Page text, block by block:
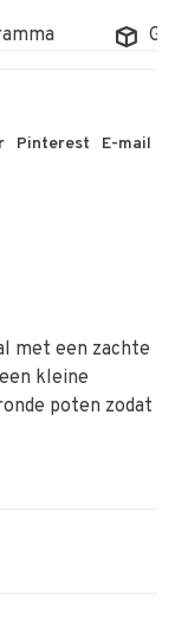
Pinterest E-mail
met een zachte
kleine
poten zodat